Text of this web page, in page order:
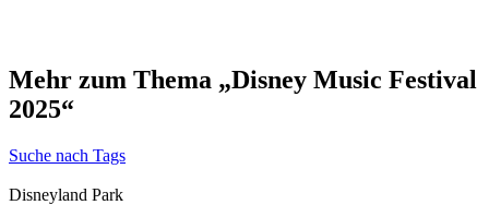
Mehr zum Thema „Disney Music Festival
2025“
Suche nach Tags
Disneyland Park